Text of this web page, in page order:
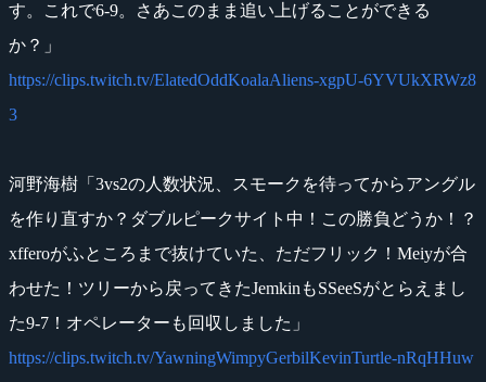
す。これで6-9。さあこのまま追い上げることができる
か？」
https://clips.twitch.tv/ElatedOddKoalaAliens-xgpU-6YVUkXRWz8
3
河野海樹「3vs2の人数状況、スモークを待ってからアングル
を作り直すか？ダブルピークサイト中！この勝負どうか！？
xfferoがふところまで抜けていた、ただフリック！Meiyが合
わせた！ツリーから戻ってきたJemkinもSSeeSがとらえまし
た9-7！オペレーターも回収しました」
https://clips.twitch.tv/YawningWimpyGerbilKevinTurtle-nRqHHuw